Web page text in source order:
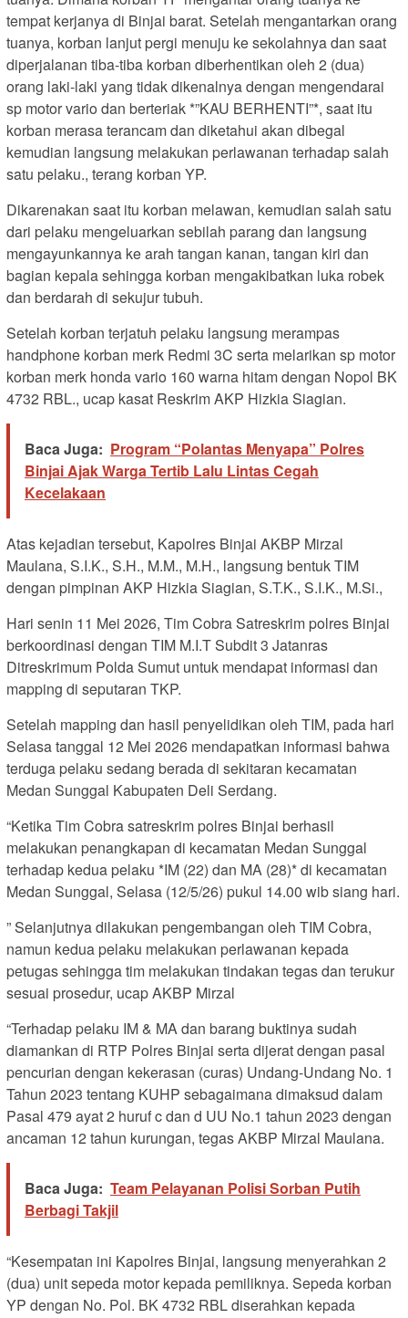
tempat kerjanya di Binjai barat. Setelah mengantarkan orang
tuanya, korban lanjut pergi menuju ke sekolahnya dan saat
diperjalanan tiba-tiba korban diberhentikan oleh 2 (dua)
orang laki-laki yang tidak dikenalnya dengan mengendarai
sp motor vario dan berteriak *”KAU BERHENTI”*, saat itu
korban merasa terancam dan diketahui akan dibegal
kemudian langsung melakukan perlawanan terhadap salah
satu pelaku., terang korban YP.
Dikarenakan saat itu korban melawan, kemudian salah satu
dari pelaku mengeluarkan sebilah parang dan langsung
mengayunkannya ke arah tangan kanan, tangan kiri dan
bagian kepala sehingga korban mengakibatkan luka robek
dan berdarah di sekujur tubuh.
Setelah korban terjatuh pelaku langsung merampas
handphone korban merk Redmi 3C serta melarikan sp motor
korban merk honda vario 160 warna hitam dengan Nopol BK
4732 RBL., ucap kasat Reskrim AKP Hizkia Siagian.
Baca Juga: Program “Polantas Menyapa” Polres
Binjai Ajak Warga Tertib Lalu Lintas Cegah
Kecelakaan
Atas kejadian tersebut, Kapolres Binjai AKBP Mirzal
Maulana, S.I.K., S.H., M.M., M.H., langsung bentuk TIM
dengan pimpinan AKP Hizkia Siagian, S.T.K., S.I.K., M.Si.,
Hari senin 11 Mei 2026, Tim Cobra Satreskrim polres Binjai
berkoordinasi dengan TIM M.I.T Subdit 3 Jatanras
Ditreskrimum Polda Sumut untuk mendapat informasi dan
mapping di seputaran TKP.
Setelah mapping dan hasil penyelidikan oleh TIM, pada hari
Selasa tanggal 12 Mei 2026 mendapatkan informasi bahwa
terduga pelaku sedang berada di sekitaran kecamatan
Medan Sunggal Kabupaten Deli Serdang.
“Ketika Tim Cobra satreskrim polres Binjai berhasil
melakukan penangkapan di kecamatan Medan Sunggal
terhadap kedua pelaku *IM (22) dan MA (28)* di kecamatan
Medan Sunggal, Selasa (12/5/26) pukul 14.00 wib siang hari.
” Selanjutnya dilakukan pengembangan oleh TIM Cobra,
namun kedua pelaku melakukan perlawanan kepada
petugas sehingga tim melakukan tindakan tegas dan terukur
sesuai prosedur, ucap AKBP Mirzal
“Terhadap pelaku IM & MA dan barang buktinya sudah
diamankan di RTP Polres Binjai serta dijerat dengan pasal
pencurian dengan kekerasan (curas) Undang-Undang No. 1
Tahun 2023 tentang KUHP sebagaimana dimaksud dalam
Pasal 479 ayat 2 huruf c dan d UU No.1 tahun 2023 dengan
ancaman 12 tahun kurungan, tegas AKBP Mirzal Maulana.
Baca Juga: Team Pelayanan Polisi Sorban Putih
Berbagi Takjil
“Kesempatan ini Kapolres Binjai, langsung menyerahkan 2
(dua) unit sepeda motor kepada pemiliknya. Sepeda korban
YP dengan No. Pol. BK 4732 RBL diserahkan kepada